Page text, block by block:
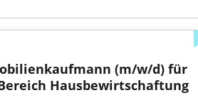
(m/w/d) für
Hausbewirtschaftung